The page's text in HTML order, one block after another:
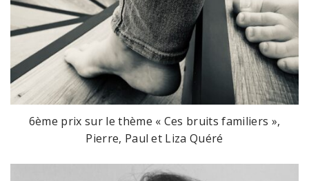
6ème prix sur le thème « Ces bruits familiers »,
Pierre, Paul et Liza Quéré